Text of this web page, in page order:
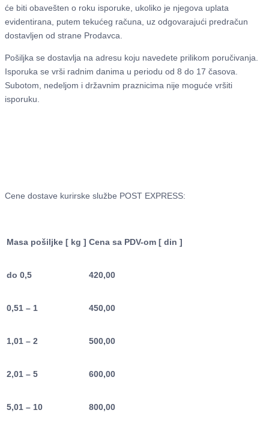
će biti obavešten o roku isporuke, ukoliko je njegova uplata
evidentirana, putem tekućeg računa, uz odgovarajući predračun
dostavljen od strane Prodavca.
Pošiljka se dostavlja na adresu koju navedete prilikom poručivanja.
Isporuka se vrši radnim danima u periodu od 8 do 17 časova.
Subotom, nedeljom i državnim praznicima nije moguće vršiti
isporuku.
Cene dostave kurirske službe POST EXPRESS:
Masa pošiljke [ kg ] Cena sa PDV-om [ din ]
do 0,5 420,00
0,51 – 1 450,00
1,01 – 2 500,00
2,01 – 5 600,00
5,01 – 10 800,00